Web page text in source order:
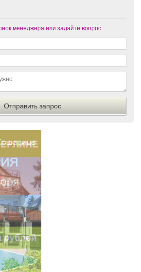
менеджера или задайте вопрос